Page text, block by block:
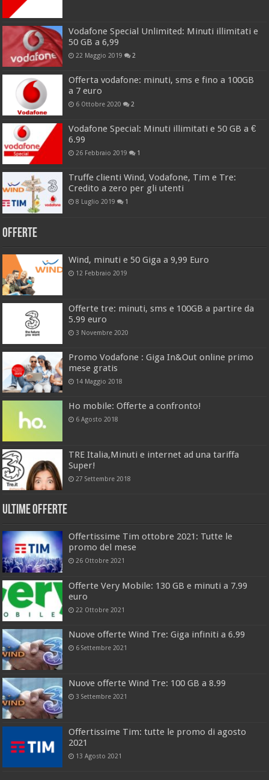
Vodafone Special Unlimited: Minuti illimitati e
50 GB a 6,99
22 Maggio 2019 2
Offerta vodafone: minuti, sms e fino a 100GB
a 7 euro
6 Ottobre 2020 2
Vodafone Special: Minuti illimitati e 50 GB a €
6.99
26 Febbraio 2019 1
Truffe clienti Wind, Vodafone, Tim e Tre:
Credito a zero per gli utenti
8 Luglio 2019 1
Offerte
Wind, minuti e 50 Giga a 9,99 Euro
12 Febbraio 2019
Offerte tre: minuti, sms e 100GB a partire da
5.99 euro
3 Novembre 2020
Promo Vodafone : Giga In&Out online primo
mese gratis
14 Maggio 2018
Ho mobile: Offerte a confronto!
6 Agosto 2018
TRE Italia,Minuti e internet ad una tariffa
Super!
27 Settembre 2018
Ultime offerte
Offertissime Tim ottobre 2021: Tutte le
promo del mese
26 Ottobre 2021
Offerte Very Mobile: 130 GB e minuti a 7.99
euro
22 Ottobre 2021
Nuove offerte Wind Tre: Giga infiniti a 6.99
6 Settembre 2021
Nuove offerte Wind Tre: 100 GB a 8.99
3 Settembre 2021
Offertissime Tim: tutte le promo di agosto
2021
13 Agosto 2021